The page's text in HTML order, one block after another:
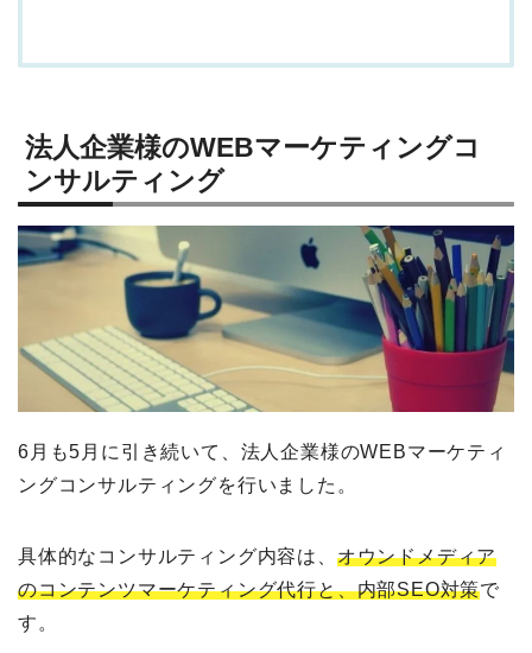
法人企業様のWEBマーケティングコ
ンサルティング
6月も5月に引き続いて、法人企業様のWEBマーケティ
ングコンサルティングを行いました。
具体的なコンサルティング内容は、 オウンドメディア
のコンテンツマーケティング代行と、内部SEO対策で
す。